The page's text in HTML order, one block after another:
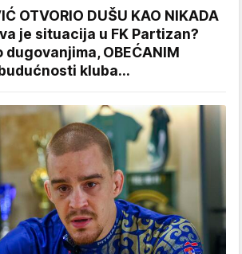
OTVORIO DUŠU KAO NIKADA
je situacija u FK Partizan?
OBEĆANIM
kluba...